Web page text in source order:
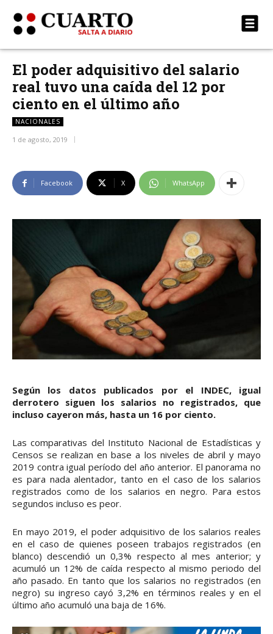
El poder adquisitivo del salario
real tuvo una caída del 12 por
ciento en el último año
NACIONALES
1 de agosto, 2019
Facebook X WhatsApp
Según los datos publicados por el INDEC, igual
derrotero siguen los salarios no registrados, que
incluso cayeron más, hasta un 16 por ciento.
Las comparativas del Instituto Nacional de Estadísticas y
Censos se realizan en base a los niveles de abril y mayo
2019 contra igual período del año anterior. El panorama no
es para nada alentador, tanto en el caso de los salarios
registrados como de los salarios en negro. Para estos
segundos incluso es peor.
En mayo 2019, el poder adquisitivo de los salarios reales
en el caso de quienes poseen trabajos registrados (en
blanco) descendió un 0,3% respecto al mes anterior; y
acumuló un 12% de caída respecto al mismo periodo del
año pasado. En tanto que los salarios no registrados (en
negro) su ingreso cayó 3,2% en términos reales y en el
último año acumuló una baja de 16%.